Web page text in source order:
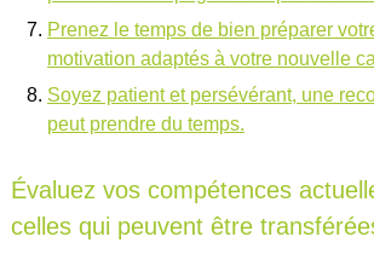
Prenez le temps de bien préparer
motivation adaptés à votre nouvelle
Soyez patient et persévérant, une
peut prendre du temps.
Évaluez vos compétences
celles qui peuvent être